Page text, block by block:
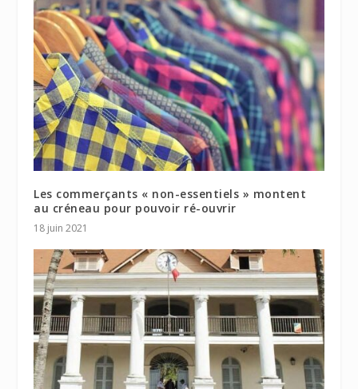
Les commerçants « non-essentiels » montent
au créneau pour pouvoir ré-ouvrir
18 juin 2021